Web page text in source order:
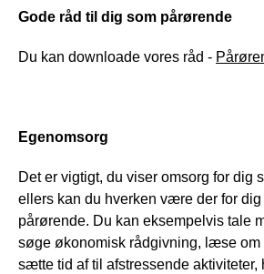
Gode råd til dig som pårørende
Du kan downloade vores råd -
Egenomsorg
Det er vigtigt, du viser omsorg for dig
ellers kan du hverken være der for
pårørende. Du kan eksempelvis tale
søge økonomisk rådgivning, læse om
sætte tid af til afstressende